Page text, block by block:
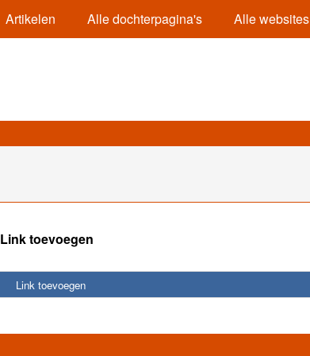
Artikelen Alle dochterpagina's Alle websites
Link toevoegen
Link toevoegen